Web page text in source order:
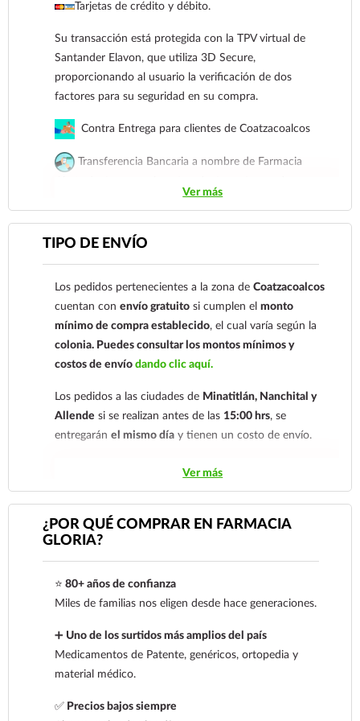
Tarjetas de crédito y débito.
Su transacción está protegida con la TPV virtual de
Santander Elavon, que utiliza 3D Secure,
proporcionando al usuario la verificación de dos
factores para su seguridad en su compra.
Contra Entrega para clientes de Coatzacoalcos
Transferencia Bancaria a nombre de Farmacia
cuenta: Clave: 014854655008143954
Para esta forma de pago el cliente deberá enviar su
comprobante de pago a al siguiente correo
nuestro
921 261 8491
Ver más
TIPO DE ENVÍO
Los pedidos pertenecientes a la zona deCoatzacoalcos
cuentan conenvío gratuito si cumplen elmonto
mínimo de compra establecido, el cual varía según la
colonia. Puedes consultar los montos mínimos y
costos de envíodando clic aquí.
Los pedidos a las ciudades de Minatitlán, Nanchital y
Allende si se realizan antes de las 15:00 hrs, se
entregaránel mismo día y tienen un costo de envío.
Los pedidos de otras localidades se envían mediante
.Sólo hacemos envíos en el territorio
nacional.
económica. En la tarifa nacional al día siguiente, los
pedidos deben realizarseantes de las 14:00 hrs.El
tiempo de entrega de la tarifa económica es de
días.
En losproductos refrigerados siempre se debe
seleccionar la tarifa nacional día siguiente
Ver más
¿POR QUÉ COMPRAR EN FARMACIA
GLORIA?
⭐ 80+ años de confianza
Miles de familias nos eligen desde hace generaciones.
➕ Uno de los surtidos más amplios del país
Medicamentos de Patente, genéricos, ortopedia y
material médico.
✅ Precios bajos siempre